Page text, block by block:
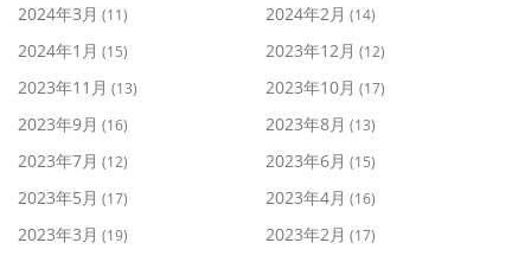
2024年3月 (11) 2024年2月 (14)
2024年1月 (15) 2023年12月 (12)
2023年11月 (13) 2023年10月 (17)
2023年9月 (16) 2023年8月 (13)
2023年7月 (12) 2023年6月 (15)
2023年5月 (17) 2023年4月 (16)
2023年3月 (19) 2023年2月 (17)